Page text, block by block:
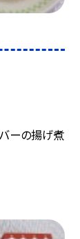
ーの揚げ煮